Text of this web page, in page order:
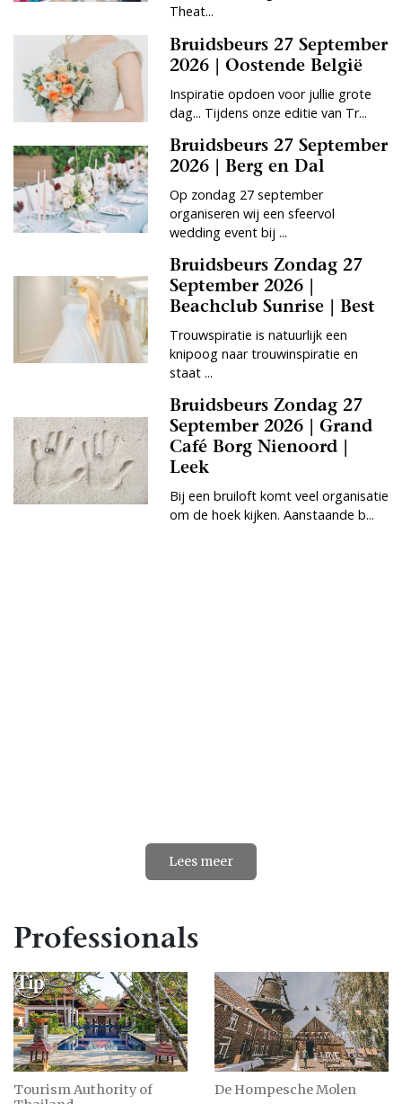
Professionals
Tourism Authority of
De Hompesche Molen
Theat...
Bruidsbeurs 27 September
2026 | Oostende België
Inspiratie opdoen voor jullie grote
dag... Tijdens onze editie van Tr...
Bruidsbeurs 27 September
2026 | Berg en Dal
Op zondag 27 september
organiseren wij een sfeervol
wedding event bij ...
Bruidsbeurs Zondag 27
September 2026 |
Beachclub Sunrise | Best
Trouwspiratie is natuurlijk een
knipoog naar trouwinspiratie en
staat ...
Bruidsbeurs Zondag 27
September 2026 | Grand
Café Borg Nienoord |
Leek
Bij een bruiloft komt veel organisatie
om de hoek kijken. Aanstaande b...
Lees meer